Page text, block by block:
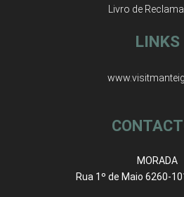
Livro de
LINKS
MORADA
Rua 1º de Maio 6260-